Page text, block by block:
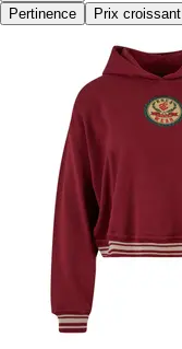
Pertinence
Prix croissant